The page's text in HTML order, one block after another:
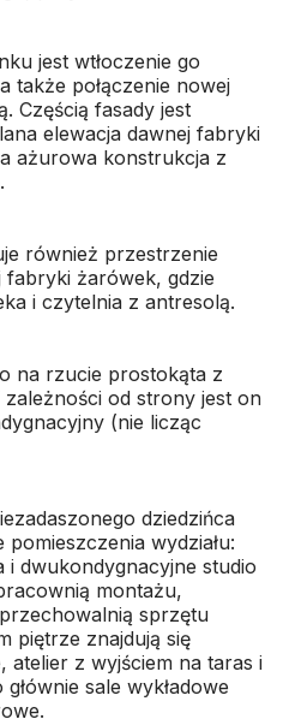
jest wtłoczenie go
także połączenie nowej
Częścią fasady jest
elewacja dawnej fabryki
ażurowa konstrukcja z
również przestrzenie
żarówek, gdzie
i czytelnia z antresolą.
na rzucie prostokąta z
od strony jest on
(nie licząc
dziedzińca
wydziału:
dwukondygnacyjne studio
montażu,
sprzętu
piętrze znajdują się
z wyjściem na taras i
sale wykładowe